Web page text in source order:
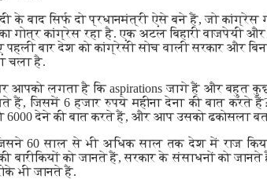
बाद सिर्फ दो प्रधानमंत्री ऐसे बने हैं, जो कांग्रेस
कांग्रेस रहा है. एक अटल बिहारी वाजपेयी
बार देश को कांग्रेसी सोच वाली सरकार और बिन
चला है.
आपको लगता है कि aspirations जागे हैं और बहुत
जिसमें 6 हजार रुपये महीना देना की बात करते
6000 देने की बात करते हैं, और आप उसको ढकोसला
जिसने 60 साल से भी अधिक साल तक देश में राज
बारीकियों को जानते हैं, सरकार के संसाधनों को
भी जानते हैं.